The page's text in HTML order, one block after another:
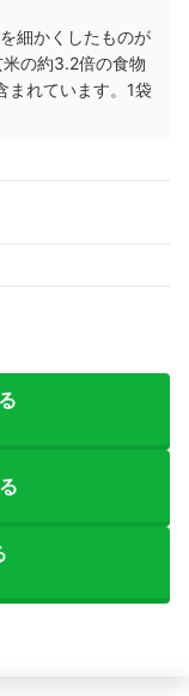
細かくしたものが
の約3.2倍の食物
まれています。1袋